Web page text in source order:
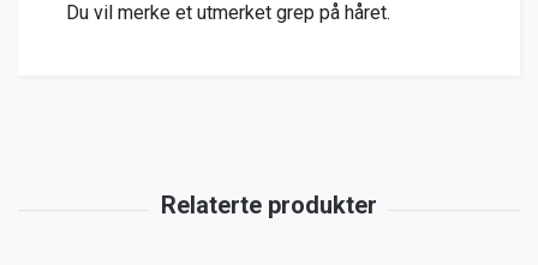
Du vil merke et utmerket grep på håret.